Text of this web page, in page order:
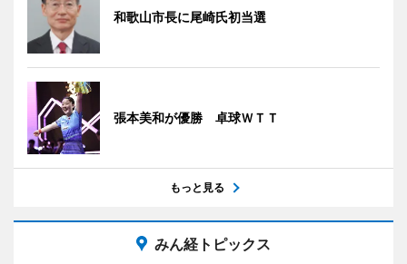
和歌山市長に尾崎氏初当選
張本美和が優勝 卓球ＷＴＴ
もっと見る
みん経トピックス